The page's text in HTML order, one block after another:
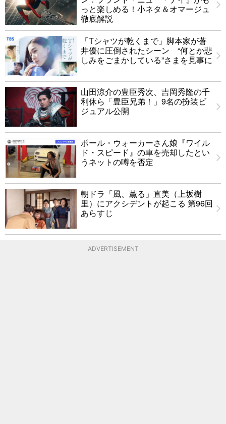
っと楽しめる！小ネタ＆オマージュ
徹底解説
「Tシャツが乾くまで」脚本家が蒼
井優に圧倒されたシーン “何とか悲
しみをごまかしている”さまを見事に
山田涼介の豊臣秀次、吉岡秀隆の千
利休ら「豊臣兄弟！」9名の扮装ビ
ジュアル公開
ポール・ウォーカーさん娘『ワイル
ド・スピード』の車を売却したとい
うネットの噂を否定
朝ドラ「風、薫る」直美（上坂樹
里）にアクシデントが起こる 第96回
あらすじ
ADVERTISEMENT